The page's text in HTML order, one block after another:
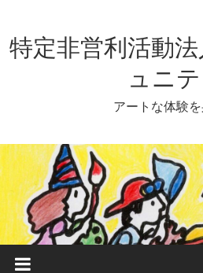
content
特定非営利活動
ュニテ
アートな体験